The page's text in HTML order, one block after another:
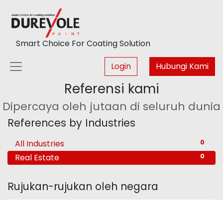
Smart Choice For Coating Solution
Login
Hubungi Kami
Referensi kami
Dipercaya oleh jutaan di seluruh dunia
References by Industries
0
All Industries
0
Real Estate
Rujukan-rujukan oleh negara